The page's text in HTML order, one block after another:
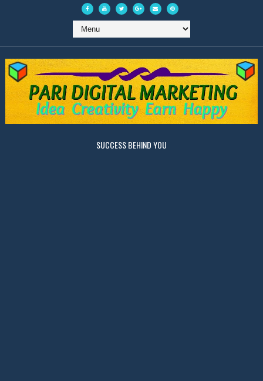
SUCCESS BEHIND YOU